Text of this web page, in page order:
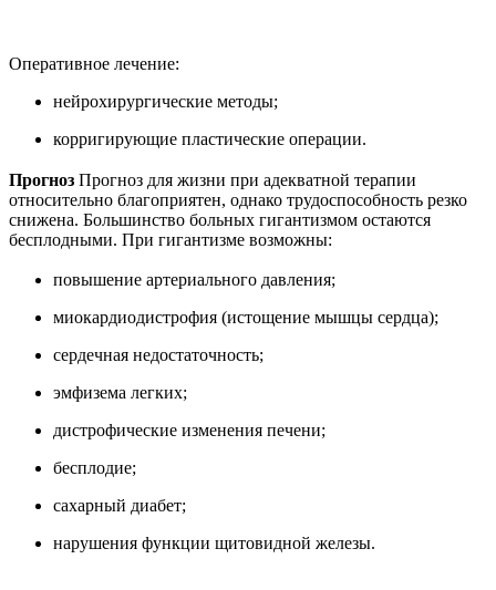
Оперативное лечение:
нейрохирургические методы;
корригирующие пластические операции.
Прогноз Прогноз для жизни при адекватной терапии
относительно благоприятен, однако трудоспособность резко
снижена. Большинство больных гигантизмом остаются
бесплодными. При гигантизме возможны:
повышение артериального давления;
миокардиодистрофия (истощение мышцы сердца);
сердечная недостаточность;
эмфизема легких;
дистрофические изменения печени;
бесплодие;
сахарный диабет;
нарушения функции щитовидной железы.